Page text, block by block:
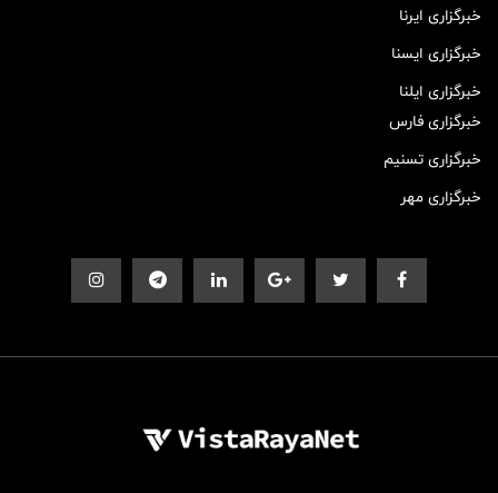
خبرگزاری ایرنا
خبرگزاری ایسنا
خبرگزاری ایلنا
خبرگزاری فارس
خبرگزاری تسنیم
خبرگزاری مهر